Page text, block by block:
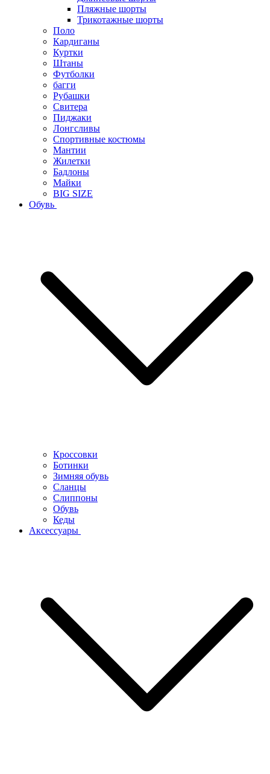
Пляжные шорты
Трикотажные шорты
Поло
Кардиганы
Куртки
Штаны
Футболки
багги
Рубашки
Свитера
Пиджаки
Лонгсливы
Спортивные костюмы
Мантии
Жилетки
Бадлоны
Майки
BIG SIZE
Обувь
Кроссовки
Ботинки
Зимняя обувь
Сланцы
Слиппоны
Обувь
Кеды
Аксессуары